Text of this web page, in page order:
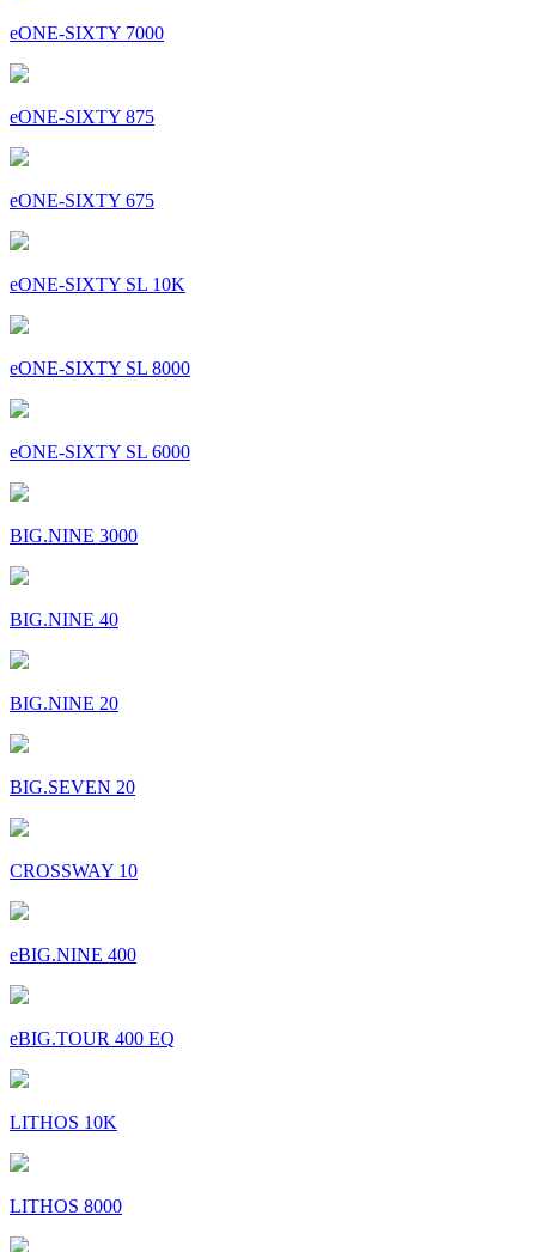
eONE-SIXTY 7000
eONE-SIXTY 875
eONE-SIXTY 675
eONE-SIXTY SL 10K
eONE-SIXTY SL 8000
eONE-SIXTY SL 6000
BIG.NINE 3000
BIG.NINE 40
BIG.NINE 20
BIG.SEVEN 20
CROSSWAY 10
eBIG.NINE 400
eBIG.TOUR 400 EQ
LITHOS 10K
LITHOS 8000